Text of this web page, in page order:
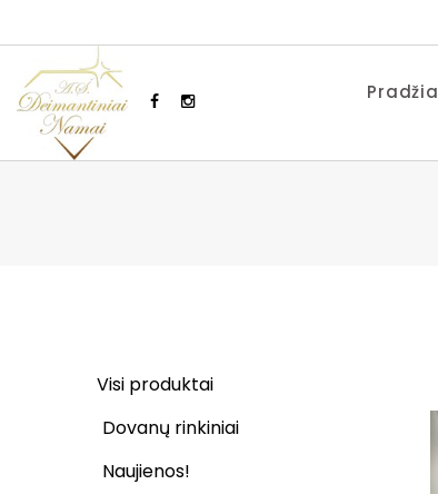
Pradžia
Visi produktai
Dovanų rinkiniai
Naujienos!